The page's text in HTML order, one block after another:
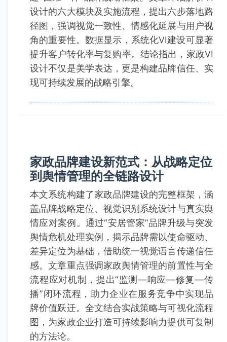
设计的六大模块及实施流程，提出六步落地路
径图，强调视觉一致性、情感化延展与用户视
角的重要性。数据显示，系统化VI建设可显著
提升客户转化率与复购率。结论指出，家政VI
设计不仅是美学表达，更是构建品牌信任、实
现可持续发展的战略引擎。
家政品牌建设新范式：从战略定位
到舆情管理的全链路设计
本文系统构建了家政品牌建设的完整框架，涵
盖品牌战略定位、视觉识别系统设计与真实舆
情应对案例。通过“安居管家”品牌升级与突发
舆情危机处理实例，揭示品牌需以使命驱动、
差异定位为基础，借助统一视觉语言传递信任
感。文章重点强调家政舆情管理的前置性与全
流程应对机制，提出“监测—响应—修复—传
播”闭环流程，助力企业在服务竞争中实现品
牌价值跃迁。全文结合实战策略与可视化流程
图，为家政企业打造可持续影响力提供可复制
的方法论。